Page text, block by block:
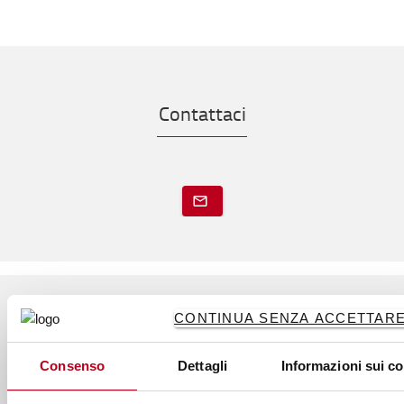
CONTINUA SENZA
Consenso Dettagli Informazioni sui
Contattaci
A proposito di Toyota
Chi siamo